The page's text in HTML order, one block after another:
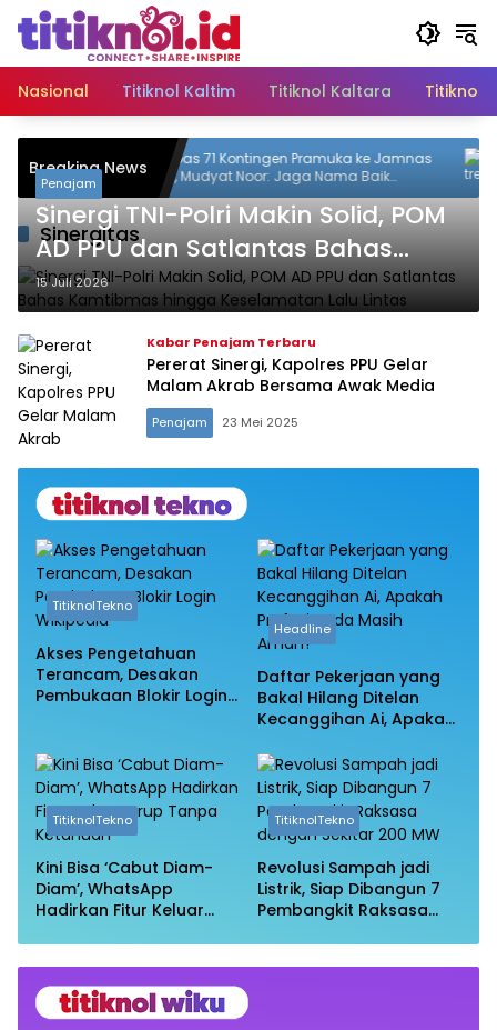
Langsung
konten
Nasional
Titiknol Kaltim Titiknol Kaltara Titiknol
Breaking News
di
47
Lepas 71 Kontingen Pramuka ke Jamnas
XII, Mudyat Noor: Jaga Nama Baik
Daerah
Sinergitas
Penajam
Sinergi TNI-Polri Makin Solid, POM
AD PPU dan Satlantas Bahas
Kamtibmas hingga Keselamatan
Lalu Lintas
15 Juli 2026
Kabar Penajam Terbaru
Pererat Sinergi, Kapolres PPU Gelar
Malam Akrab Bersama Awak Media‎
Penajam 23 Mei 2025
TitiknolTekno
Akses Pengetahuan
Terancam, Desakan
Pembukaan Blokir Login
Headline
Daftar Pekerjaan yang
Bakal Hilang Ditelan
Kecanggihan Ai, Apakah
Aman?
TitiknolTekno
Kini Bisa ‘Cabut Diam-
Diam’, WhatsApp
Hadirkan Fitur Keluar
TitiknolTekno
Revolusi Sampah jadi
Listrik, Siap Dibangun 7
Pembangkit Raksasa